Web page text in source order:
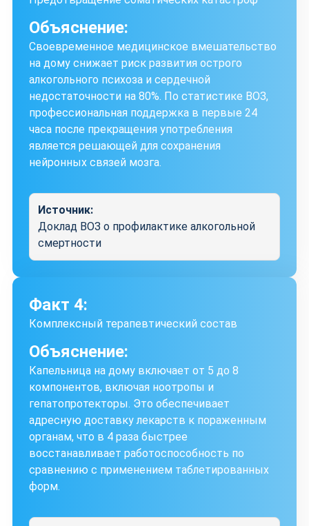
Объяснение:
Своевременное медицинское вмешательство
на дому снижает риск развития острого
алкогольного психоза и сердечной
недостаточности на 80%. По статистике ВОЗ,
профессиональная поддержка в первые 24
часа после прекращения употребления
является решающей для сохранения
нейронных связей мозга.
Источник:
Доклад ВОЗ о профилактике алкогольной
смертности
Факт 4:
Комплексный терапевтический состав
Объяснение:
Капельница на дому включает от 5 до 8
компонентов, включая ноотропы и
гепатопротекторы. Это обеспечивает
адресную доставку лекарств к пораженным
органам, что в 4 раза быстрее
восстанавливает работоспособность по
сравнению с применением таблетированных
форм.